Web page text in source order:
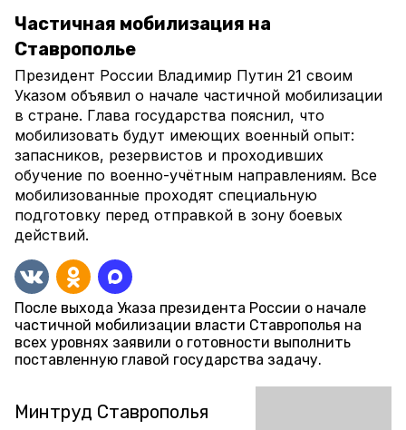
Частичная мобилизация на
Ставрополье
Президент России Владимир Путин 21 своим
Указом объявил о начале частичной мобилизации
в стране. Глава государства пояснил, что
мобилизовать будут имеющих военный опыт:
запасников, резервистов и проходивших
обучение по военно-учётным направлениям. Все
мобилизованные проходят специальную
подготовку перед отправкой в зону боевых
действий.
После выхода Указа президента России о начале
частичной мобилизации власти Ставрополья на
всех уровнях заявили о готовности выполнить
поставленную главой государства задачу.
Минтруд Ставрополья